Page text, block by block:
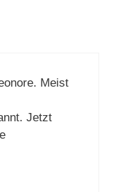
Meist
Jetzt